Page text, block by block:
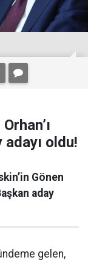
oldu!
Gönen
aday
gelen,